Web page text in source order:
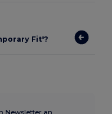
Fit'?